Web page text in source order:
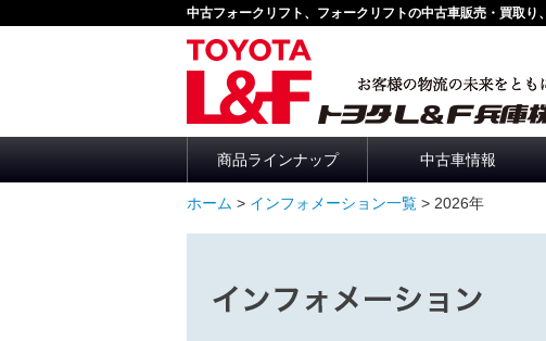
中古フォークリフト、フォークリフトの中古車販売・買取
商品ラインナップ 中古車情報
ホーム > インフォメーション一覧 > 2026年